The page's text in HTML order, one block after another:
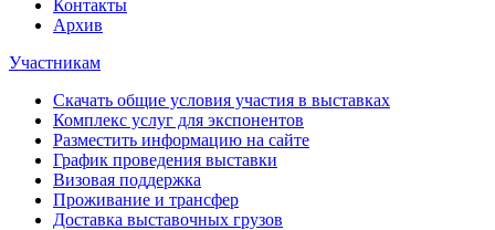
Контакты
Архив
Участникам
Скачать общие условия участия в выставках
Комплекс услуг для экспонентов
Разместить информацию на сайте
График проведения выставки
Визовая поддержка
Проживание и трансфер
Доставка выставочных грузов